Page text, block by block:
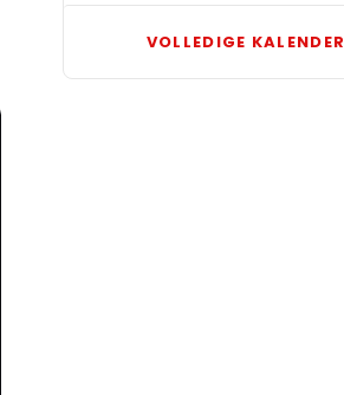
VOLLEDIGE KALENDER